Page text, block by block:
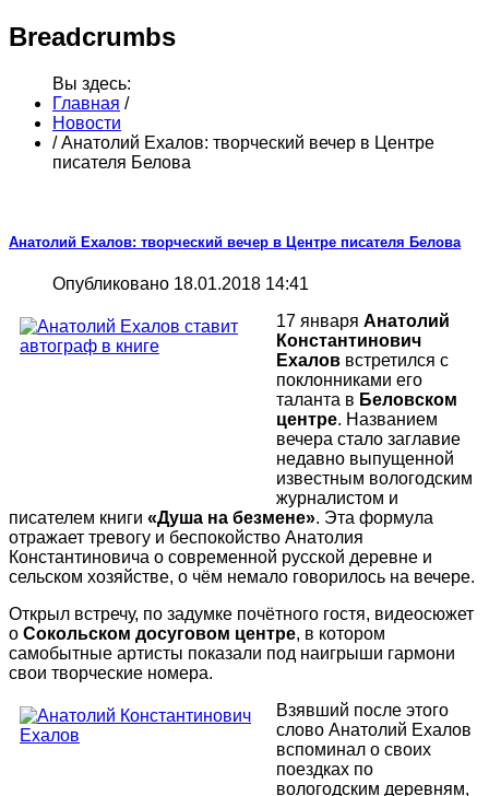
Breadcrumbs
Вы здесь:
Главная /
Новости
/ Анатолий Ехалов: творческий вечер в Центре
писателя Белова
Анатолий Ехалов: творческий вечер в Центре писателя Белова
Опубликовано 18.01.2018 14:41
17 января Анатолий
Константинович
Ехалов встретился с
поклонниками его
таланта в Беловском
центре. Названием
вечера стало заглавие
недавно выпущенной
известным вологодским
журналистом и
писателем книги «Душа на безмене». Эта формула
отражает тревогу и беспокойство Анатолия
Константиновича о современной русской деревне и
сельском хозяйстве, о чём немало говорилось на вечере.
Открыл встречу, по задумке почётного гостя, видеосюжет
о Сокольском досуговом центре, в котором
самобытные артисты показали под наигрыши гармони
свои творческие номера.
Взявший после этого
слово Анатолий Ехалов
вспоминал о своих
поездках по
вологодским деревням,